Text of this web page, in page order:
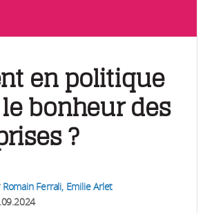
en politique
bonheur des
?
Romain Ferrali, Emilie Arlet